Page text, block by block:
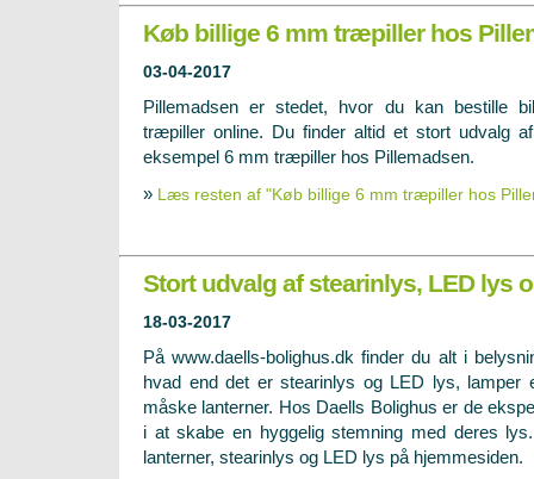
Køb billige 6 mm træpiller hos
03-04-2017
Pillemadsen er stedet, hvor du kan bestille
træpiller online. Du finder altid et stort udvalg
eksempel 6 mm træpiller hos Pillemadsen.
» Læs resten af "Køb billige 6 mm træpiller hos
Stort udvalg af stearinlys, LED lys
18-03-2017
På www.daells-bolighus.dk finder du alt i
hvad end det er stearinlys og LED lys, lamper
måske lanterner. Hos Daells Bolighus er de
i at skabe en hyggelig stemning med deres
lanterner, stearinlys og LED lys på hjemmesiden.